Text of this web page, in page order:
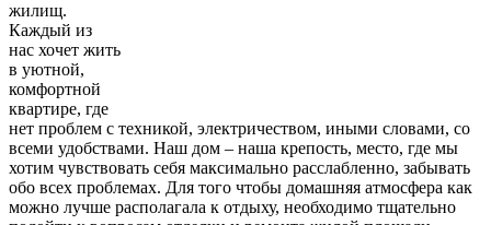
жилищ.
Каждый из
нас хочет жить
в уютной,
комфортной
квартире, где
нет проблем с техникой, электричеством, иными словами, со
всеми удобствами. Наш дом – наша крепость, место, где мы
хотим чувствовать себя максимально расслабленно, забывать
обо всех проблемах. Для того чтобы домашняя атмосфера как
можно лучше располагала к отдыху, необходимо тщательно